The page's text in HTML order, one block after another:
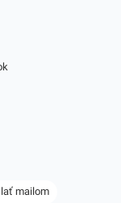
mailom